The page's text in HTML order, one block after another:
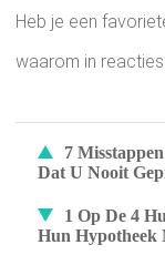
Heb je een
waarom in
7
Dat U Nooit
1 Op De 4
Hun Hypotheek